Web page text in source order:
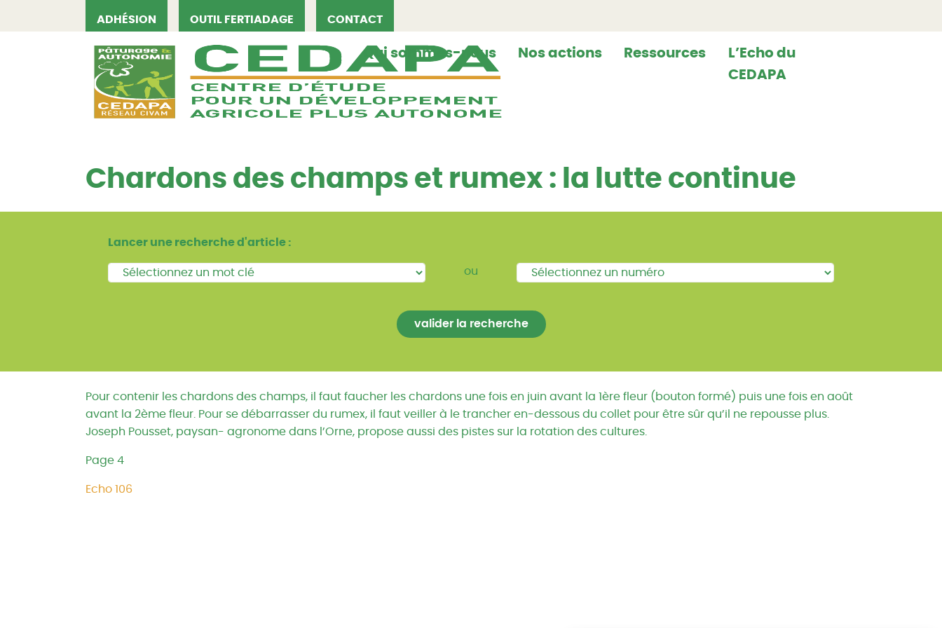
ADHÉSION OUTIL FERTIADAGE CONTACT
CEDAPA Qui sommes-nous Nos actions Ressources
L’Echo du
CEDAPA
Chardons des champs et rumex : la lutte continue
Lancer une recherche d'article :
ou
Pour contenir les chardons des champs, il faut faucher les chardons une fois en juin avant la 1ère fleur (bouton formé) puis une fois en août
avant la 2ème fleur. Pour se débarrasser du rumex, il faut veiller à le trancher en-dessous du collet pour être sûr qu’il ne repousse plus.
Joseph Pousset, paysan- agronome dans l’Orne, propose aussi des pistes sur la rotation des cultures.
Page 4
Echo 106